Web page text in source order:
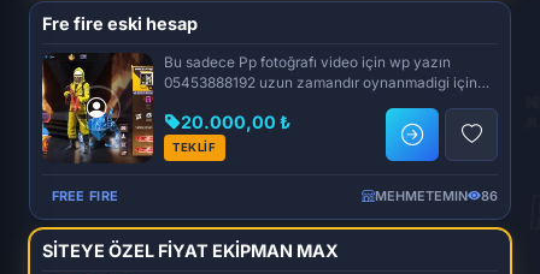
Fre fire eski hesap
Bu sadece Pp fotoğrafı video için wp yazın
05453888192 uzun zamandır oynanmadigi için
20.000,00 ₺
TEKLİF
FREE FIRE MEHMETEMIN 86
SİTEYE ÖZEL FİYAT EKİPMAN MAX